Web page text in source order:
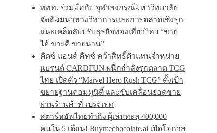
ททท. ร่วมมือกับ จุฬาลงกรณ์มหาวิทยาลัย
จัดสัมมนาทางวิชาการและการตลาดเชิงรุก
แนะเคล็ดลับปรับธุรกิจท่องเที่ยวไทย “ขาย
ได้ ขายดี ขายนาน”
คิดซ์ แอนด์ คิทซ์ คว้าสิทธิ์ตัวแทนจำหน่าย
แบรนด์ CARDFUN ผนึกกำลังรุกตลาด TCG
ไทย เปิดตัว “Marvel Hero Rush TCG” ตั้งเป้า
ขยายฐานคอมมูนิตี้ และขับเคลื่อนยอดขาย
ผ่านร้านค้าทั่วประเทศ
สตาร์ทอัพไทยทำถึง ผู้เล่นทะลุ 400,000
คนใน 5 เดือน! Buymechocolate.ai เปิดโอกาส